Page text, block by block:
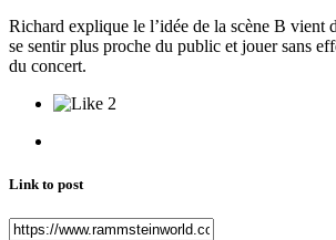
Richard explique le l’idée de la scène B vient
se sentir plus proche du public et jouer sans
du concert.
2
Link to post